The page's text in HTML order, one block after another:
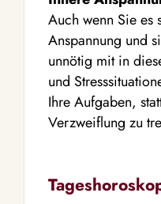
Auch wenn Sie es
Anspannung und
unnötig mit in
und
Ihre Aufgaben,
Verzweiflung zu